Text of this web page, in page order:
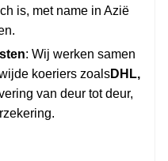
is, met name in Azië
: Wij werken samen
koeriers zoalsDHL,
van deur tot deur,